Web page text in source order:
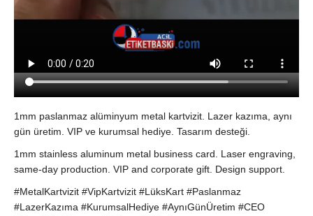
1mm paslanmaz alüminyum metal kartvizit. Lazer kazıma, aynı
gün üretim. VIP ve kurumsal hediye. Tasarım desteği.
1mm stainless aluminum metal business card. Laser engraving,
same-day production. VIP and corporate gift. Design support.
#MetalKartvizit #VipKartvizit #LüksKart #Paslanmaz
#LazerKazıma #KurumsalHediye #AynıGünÜretim #CEO